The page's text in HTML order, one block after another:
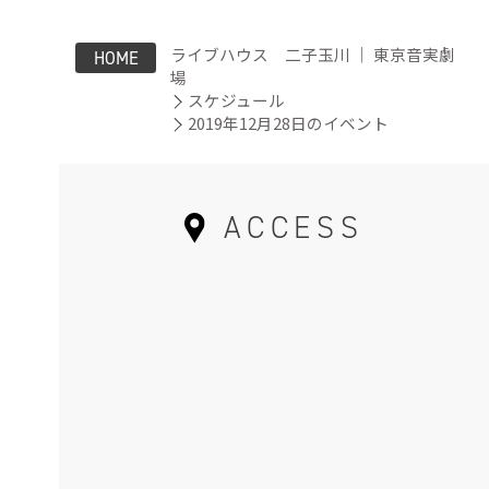
HOME
ライブハウス 二子玉川 ｜ 東京音実劇
場
スケジュール
2019年12月28日のイベント
ACCESS